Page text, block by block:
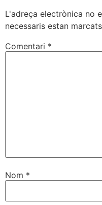
L'adreça electrònica no
necessaris estan
Comentari *
Nom *